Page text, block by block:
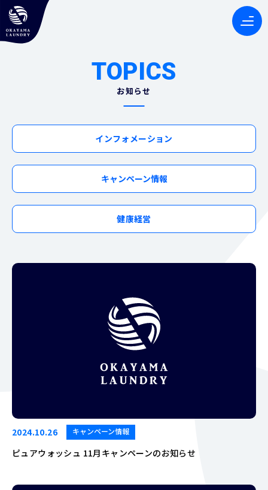
TOPICS
お知らせ
インフォメーション
キャンペーン情報
健康経営
2024.10.26 キャンペーン情報
ピュアウォッシュ 11月キャンペーンのお知らせ